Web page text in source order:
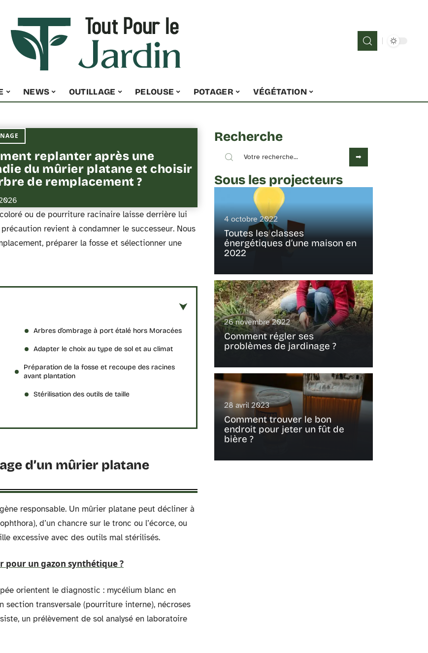
NEWS OUTILLAGE PELOUSE POTAGER VÉGÉTATION
replanter après une
du mûrier platane et choisir
de remplacement ?
ou de pourriture racinaire laisse derrière lui
revient à condamner le successeur. Nous
préparer la fosse et sélectionner une
Arbres d’ombrage à port étalé hors Moracées
Adapter le choix au type de sol et au climat
Préparation de la fosse et recoupe des racines
avant plantation
Stérilisation des outils de taille
d’un mûrier platane
responsable. Un mûrier platane peut décliner à
d’un chancre sur le tronc ou l’écorce, ou
excessive avec des outils mal stérilisés.
pour un gazon synthétique ?
orientent le diagnostic : mycélium blanc en
section transversale (pourriture interne), nécroses
un prélèvement de sol analysé en laboratoire
Recherche
Sous les projecteurs
4 octobre 2022
Toutes les classes
énergétiques d’une maison en
2022
26 novembre 2022
Comment régler ses
problèmes de jardinage ?
28 avril 2023
Comment trouver le bon
endroit pour jeter un fût de
bière ?